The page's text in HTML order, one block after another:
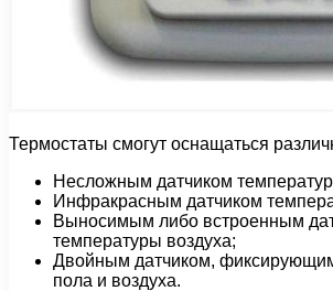
Термостаты смогут оснащаться
Несложным датчиком
Инфракрасным датчиком
Выносимым либо встроенным
температуры воздуха;
Двойным датчиком,
пола и воздуха.